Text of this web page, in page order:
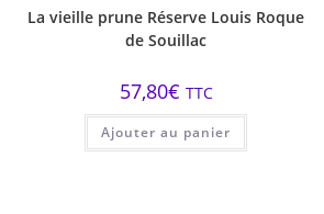
La vieille prune Réserve Louis Roque
de Souillac
57,80€ TTC
Ajouter au panier